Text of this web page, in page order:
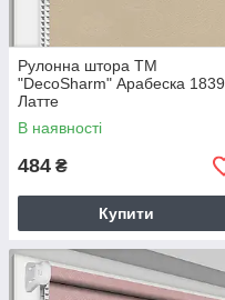
Рулонна штора TM
"DecoSharm" Арабеска 1839
Латте
В наявності
484 ₴
Купити